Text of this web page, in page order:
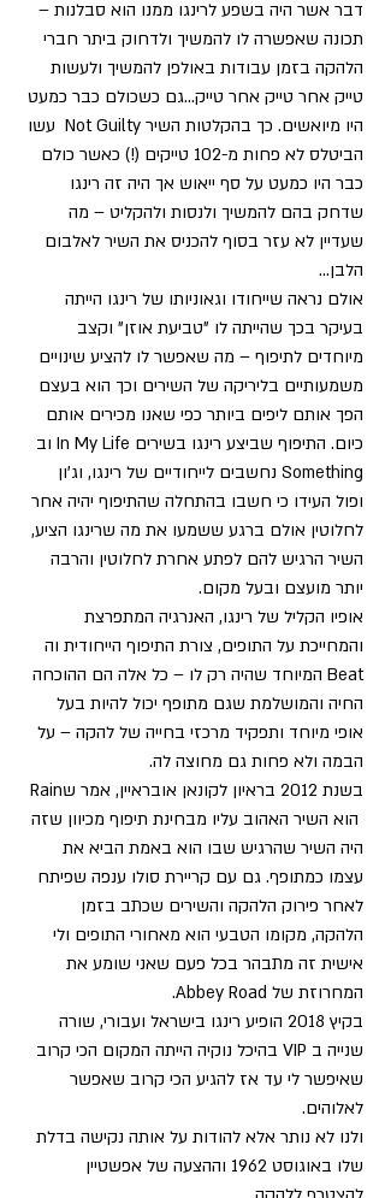
דבר אשר היה בשפע לרינגו ממנו הוא סבלנות –
תכונה שאפשרה לו להמשיך ולדחוק ביתר חברי
הלהקה בזמן עבודות באולפן להמשיך ולעשות
טייק אחר טייק אחר טייק...גם כשכולם כבר כמעט
היו מיואשים. כך בהקלטות השיר Not Guilty  עשו
הביטלס לא פחות מ-102 טייקים (!) כאשר כולם
כבר היו כמעט על סף ייאוש אך היה זה רינגו
שדחק בהם להמשיך ולנסות ולהקליט – מה
שעדיין לא עזר בסוף להכניס את השיר לאלבום
הלבן...
אולם נראה שייחודו וגאוניותו של רינגו הייתה
בעיקר בכך שהייתה לו "טביעת אוזן" וקצב
מיוחדים לתיפוף – מה שאפשר לו להציע שינויים
משמעותיים בליריקה של השירים וכך הוא בעצם
הפך אותם ליפים ביותר כפי שאנו מכירים אותם
כיום. התיפוף שביצע רינגו בשירים In My Life וב
Something נחשבים לייחודיים של רינגו, וג'ון
ופול העידו כי חשבו בהתחלה שהתיפוף יהיה אחר
לחלוטין אולם ברגע ששמעו את מה שרינגו הציע,
השיר הרגיש להם לפתע אחרת לחלוטין והרבה
יותר מועצם ובעל מקום.
אופיו הקליל של רינגו, האנרגיה המתפרצת
והמחייכת על התופים, צורת התיפוף הייחודית וה
Beat המיוחד שהיה רק לו – כל אלה הם ההוכחה
החיה והמושלמת שגם מתופף יכול להיות בעל
אופי מיוחד ותפקיד מרכזי בחייה של להקה – על
הבמה ולא פחות גם מחוצה לה.
הוא השיר האהוב עליו מבחינת תיפוף מכיוון שזה
היה השיר שהרגיש שבו הוא באמת הביא את
עצמו כמתופף. גם עם קריירת סולו ענפה שפיתח
לאחר פירוק הלהקה והשירים שכתב בזמן
הלהקה, מקומו הטבעי הוא מאחורי התופים ולי
אישית זה מתבהר בכל פעם שאני שומע את
המחרוזת של Abbey Road.
בקיץ 2018 הופיע רינגו בישראל ועבורי, שורה
שנייה ב VIP בהיכל נוקיה הייתה המקום הכי קרוב
שאיפשר לי עד אז להגיע הכי קרוב שאפשר
לאלוהים.
ולנו לא נותר אלא להודות על אותה נקישה בדלת
שלו באוגוסט 1962 וההצעה של אפשטיין